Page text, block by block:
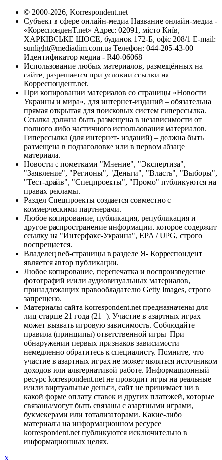
© 2000-2026, Korrespondent.net
Субъект в сфере онлайн-медиа Название онлайн-медиа -
«КореспонденТ.net» Адрес: 02091, місто Київ,
ХАРКІВСЬКЕ ШОСЕ, будинок 172-Б, офіс 208/1 E-mail:
sunlight@mediadim.com.ua Телефон: 044-205-43-00
Идентификатор медиа - R40-06068
Использование любых материалов, размещённых на
сайте, разрешается при условии ссылки на
Корреспондент.net.
При копировании материалов со страницы «Новости
Украины и мира», для интернет-изданий – обязательна
прямая открытая для поисковых систем гиперссылка.
Ссылка должна быть размещена в независимости от
полного либо частичного использования материалов.
Гиперссылка (для интернет- изданий) – должна быть
размещена в подзаголовке или в первом абзаце
материала.
Новости с пометками "Мнение", "Экспертиза",
"Заявление", "Регионы", "Деньги", "Власть", "Выборы",
"Тест-драйв", "Спецпроекты", "Промо" публикуются на
правах рекламы.
Раздел Спецпроекты создается совместно с
коммерческими партнерами.
Любое копирование, публикация, републикация и
другое распространение информации, которое содержит
ссылку на "Интерфакс-Украина", EPA / UPG, строго
воспрещается.
Владелец веб-страницы в разделе Я- Корреспондент
является автор публикации.
Любое копирование, перепечатка и воспроизведение
фотографий и/или аудиовизуальных материалов,
принадлежащих правообладателю Getty Images, строго
запрещено.
Материалы сайта korrespondent.net предназначены для
лиц старше 21 года (21+). Участие в азартных играх
может вызвать игровую зависимость. Соблюдайте
правила (принципы) ответственной игры. При
обнаружении первых признаков зависимости
немедленно обратитесь к специалисту. Помните, что
участие в азартных играх не может являться источником
доходов или альтернативой работе. Информационный
ресурс korrespondent.net не проводит игры на реальные
и/или виртуальные деньги, сайт не принимает ни в
какой форме оплату ставок и других платежей, которые
связаны/могут быть связаны с азартными играми,
букмекерами или тотализаторами. Какие-либо
материалы на информационном ресурсе
korrespondent.net публикуются исключительно в
информационных целях.
X